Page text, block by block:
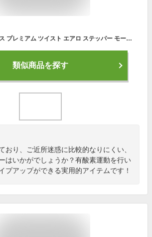
東急スポーツオアシス プレミアム ツイスト エアロ ステッパー モード切替機能 (ツイスト/エアロ) 連続使用 約60分 静音 SP-200 ネイビー
類似商品を探す
おり、ご近所迷惑に比較的なりにくい、
はいかがでしょうか？有酸素運動を行い
プアップができる実用的アイテムです！